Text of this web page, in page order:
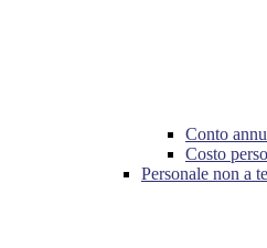
Conto
Costo
Personale non a